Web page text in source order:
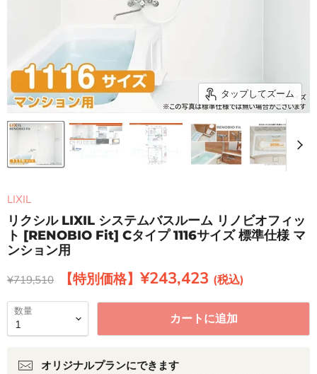
タップしてズーム
LIXIL
リクシル LIXIL システムバスルーム リノビオフィッ
ト [RENOBIO Fit] Cタイプ 1116サイズ 標準仕様 マ
ンション用
元の価格
¥719,510 現在の価格
¥243,423
数量 カートに追加
オリジナルプランにできます